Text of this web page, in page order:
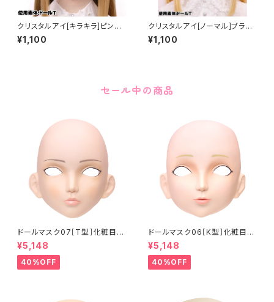
クリスタルアイ[キラキラ]ピンク
Crystal Eye[Glitter]Pink
¥1,100
クリスタルアイ[ノーマル]ブラウ
ン Crystal Eye[NORMALBro
wn
¥1,100
セール中の商品
ドールマスク07［T型］化粧目穴
処理済 MASK07 [DOLL T] O
pening eye hole and make
up
¥5,148
40%OFF
ドールマスク06［K型］化粧目穴
処理 MASK06 [DOLL K] Op
ening eye hole and make
up
¥5,148
40%OFF